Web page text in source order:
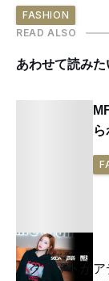
FASHION
READ ALSO
あわせて読みた
クロットが